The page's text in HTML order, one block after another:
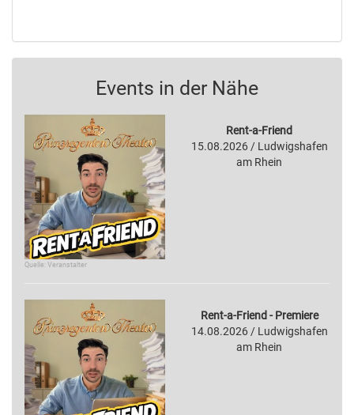
Events in der Nähe
Quelle: Veranstalter
Rent-a-Friend
15.08.2026 / Ludwigshafen
am Rhein
Rent-a-Friend - Premiere
14.08.2026 / Ludwigshafen
am Rhein